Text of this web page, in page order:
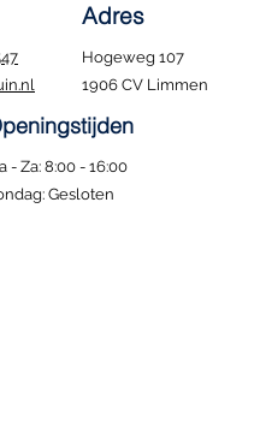
Adres
Hogeweg 107
1906 CV Limmen
- Za: 8:00 - 16:00
Gesloten